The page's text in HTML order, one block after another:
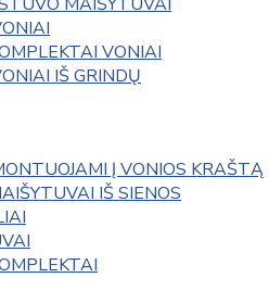
VONIAI
IŠ GRINDŲ
Į VONIOS KRAŠTĄ
IŠ SIENOS